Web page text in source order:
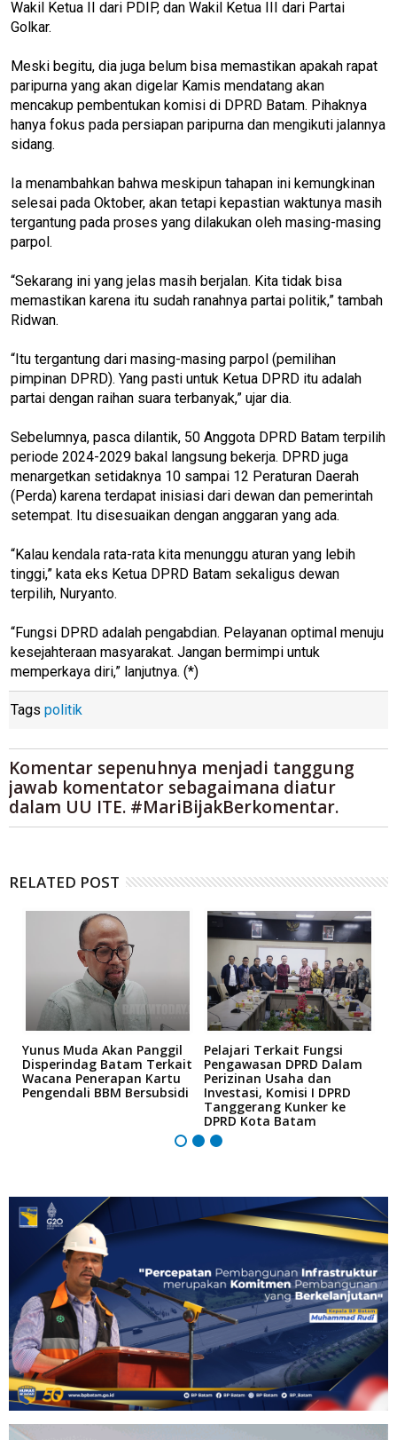
Wakil Ketua II dari PDIP, dan Wakil Ketua III dari Partai
Golkar.
Meski begitu, dia juga belum bisa memastikan apakah rapat
paripurna yang akan digelar Kamis mendatang akan
mencakup pembentukan komisi di DPRD Batam. Pihaknya
hanya fokus pada persiapan paripurna dan mengikuti jalannya
sidang.
Ia menambahkan bahwa meskipun tahapan ini kemungkinan
selesai pada Oktober, akan tetapi kepastian waktunya masih
tergantung pada proses yang dilakukan oleh masing-masing
parpol.
“Sekarang ini yang jelas masih berjalan. Kita tidak bisa
memastikan karena itu sudah ranahnya partai politik,” tambah
Ridwan.
“Itu tergantung dari masing-masing parpol (pemilihan
pimpinan DPRD). Yang pasti untuk Ketua DPRD itu adalah
partai dengan raihan suara terbanyak,” ujar dia.
Sebelumnya, pasca dilantik, 50 Anggota DPRD Batam terpilih
periode 2024-2029 bakal langsung bekerja. DPRD juga
menargetkan setidaknya 10 sampai 12 Peraturan Daerah
(Perda) karena terdapat inisiasi dari dewan dan pemerintah
setempat. Itu disesuaikan dengan anggaran yang ada.
“Kalau kendala rata-rata kita menunggu aturan yang lebih
tinggi,” kata eks Ketua DPRD Batam sekaligus dewan
terpilih, Nuryanto.
“Fungsi DPRD adalah pengabdian. Pelayanan optimal menuju
kesejahteraan masyarakat. Jangan bermimpi untuk
memperkaya diri,” lanjutnya. (*)
Tags politik
Komentar sepenuhnya menjadi tanggung
jawab komentator sebagaimana diatur
dalam UU ITE. #MariBijakBerkomentar.
RELATED POST
Yunus Muda Akan Panggil
Disperindag Batam Terkait
Wacana Penerapan Kartu
Pengendali BBM Bersubsidi
Pelajari Terkait Fungsi
Pengawasan DPRD Dalam
Perizinan Usaha dan
Investasi, Komisi I DPRD
Tanggerang Kunker ke
DPRD Kota Batam